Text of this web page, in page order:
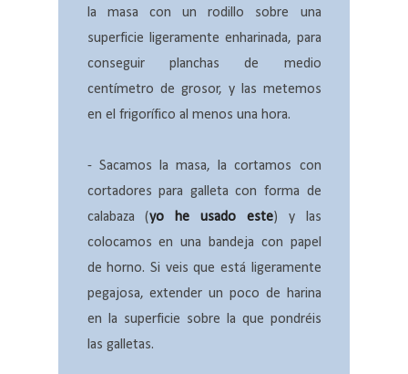
la masa con un rodillo sobre una
superficie ligeramente enharinada, para
conseguir planchas de medio
centímetro de grosor, y las metemos
en el frigorífico al menos una hora.
- Sacamos la masa, la cortamos con
cortadores para galleta con forma de
calabaza (yo he usado este) y las
colocamos en una bandeja con papel
de horno. Si veis que está ligeramente
pegajosa, extender un poco de harina
en la superficie sobre la que pondréis
las galletas.